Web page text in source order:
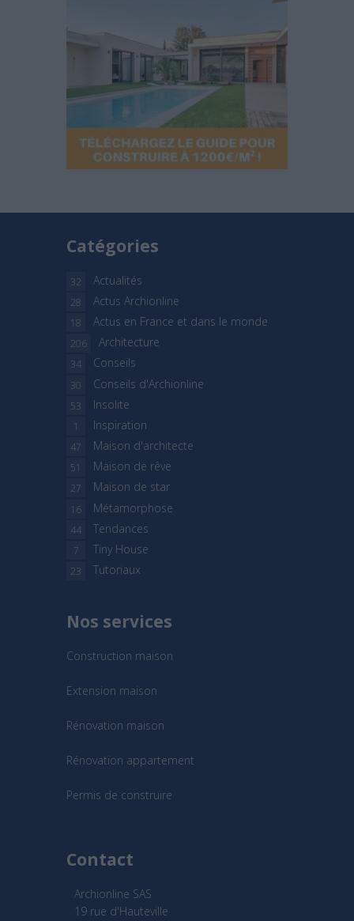
Catégories
Actualités
32
Actus Archionline
28
Actus en France et dans le monde
18
Architecture
206
Conseils
34
Conseils d'Archionline
30
Insolite
53
Inspiration
1
Maison d'architecte
47
Maison de rêve
51
Maison de star
27
Métamorphose
16
Tendances
44
Tiny House
7
Tutoriaux
23
Nos services
Construction maison
Extension maison
Rénovation maison
Rénovation appartement
Permis de construire
Contact
Archionline SAS
19 rue d'Hauteville